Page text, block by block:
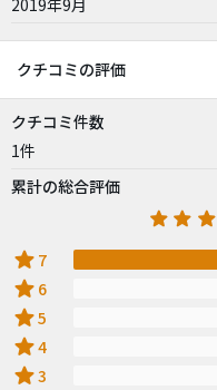
2019年9月
クチコミの評価
クチコミ件数
1件
累計の総合評価
star 7
star 6
star5
star4
star3